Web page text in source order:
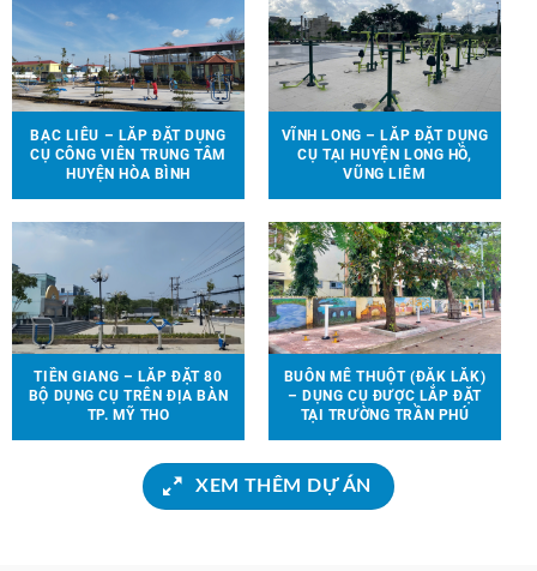
BẠC LIÊU – LẮP ĐẶT DỤNG
CỤ CÔNG VIÊN TRUNG TÂM
HUYỆN HÒA BÌNH
VĨNH LONG – LẮP ĐẶT DỤNG
CỤ TẠI HUYỆN LONG HỒ,
VŨNG LIÊM
TIỀN GIANG – LẮP ĐẶT 80
BỘ DỤNG CỤ TRÊN ĐỊA BÀN
TP. MỸ THO
BUÔN MÊ THUỘT (ĐẮK LẮK)
– DỤNG CỤ ĐƯỢC LẮP ĐẶT
TẠI TRƯỜNG TRẦN PHÚ
XEM THÊM DỰ ÁN